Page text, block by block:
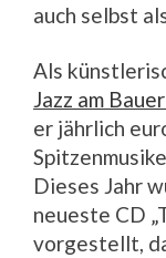
auch selbst
Als
Jazz am
er jährlich
Dieses Jahr
neueste CD
vorgestellt,